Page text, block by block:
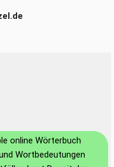
online Wörterbuch
Wortbedeutungen